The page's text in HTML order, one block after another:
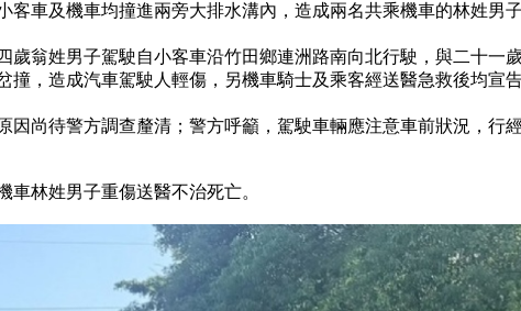
車及機車均撞進兩旁大排水溝內，造成兩名共乘機車的林姓男
翁姓男子駕駛自小客車沿竹田鄉連洲路南向北行駛，與二十一
，造成汽車駕駛人輕傷，另機車騎士及乘客經送醫急救後均宣
尚待警方調查釐清；警方呼籲，駕駛車輛應注意車前狀況，行
林姓男子重傷送醫不治死亡。